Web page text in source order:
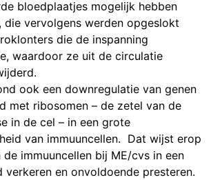
bloedplaatjes mogelijk hebben
die vervolgens werden opgeslokt
die de inspanning
waardoor ze uit de circulatie
ook een downregulatie van genen
met ribosomen – de zetel van de
in de cel – in een grote
van immuuncellen. Dat wijst erop
immuuncellen bij ME/cvs in een
verkeren en onvoldoende presteren.